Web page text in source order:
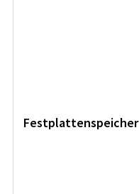
Festplattenspeicher